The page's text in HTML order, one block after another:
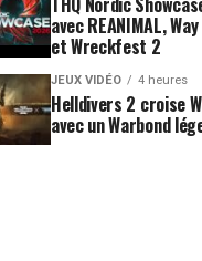
avec REANIMAL,
et Wreckfest 2
JEUX VIDÉO 4 heures
Helldivers 2 croise
avec un Warbond